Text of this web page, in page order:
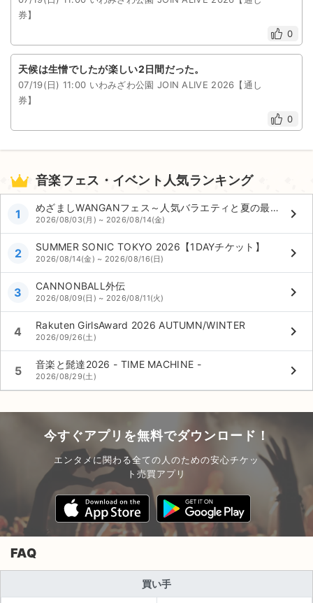
券】
0
天候は生憎でしたが楽しい2日間だった。
07/19(日) 11:00 いわみざわ公園 JOIN ALIVE 2026【通し
券】
0
音楽フェス・イベント人気ランキング
1 めざましWANGANフェス～人気バラエティと夏の最強コラボ～
2026/08/03(月) ~ 2026/08/14(金) keyboard_arrow_right
2 SUMMER SONIC TOKYO 2026【1DAYチケット】
2026/08/14(金) ~ 2026/08/16(日) keyboard_arrow_right
3 CANNONBALL外伝
2026/08/09(日) ~ 2026/08/11(火) keyboard_arrow_right
4 Rakuten GirlsAward 2026 AUTUMN/WINTER
2026/09/26(土) keyboard_arrow_right
5 音楽と髭達2026 - TIME MACHINE -
2026/08/29(土) keyboard_arrow_right
今すぐアプリを無料でダウンロード！
エンタメに関わる全ての人のための安心チケッ
ト売買アプリ
FAQ
買い手